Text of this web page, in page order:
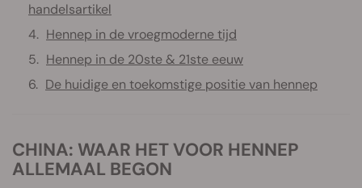
handelsartikel
Hennep in de vroegmoderne tijd
Hennep in de 20ste & 21ste eeuw
De huidige en toekomstige positie van hennep
CHINA: WAAR HET VOOR HENNEP
ALLEMAAL BEGON